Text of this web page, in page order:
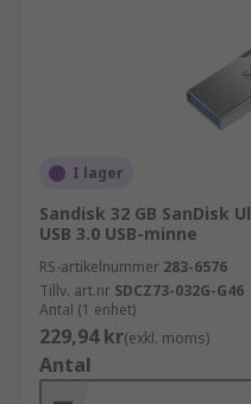
I lager
Sandisk 32 GB SanDisk
USB 3.0 USB-minne
RS-artikelnummer 283-6576
Tillv. art.nr SDCZ73-032G-G46
Antal (1 enhet)
229,94 kr(exkl. moms)
Antal